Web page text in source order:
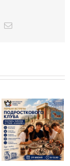
Email